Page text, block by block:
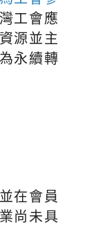
工會應
源並主
永續轉
在會員
尚未具